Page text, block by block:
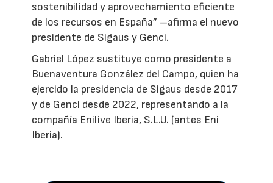
sostenibilidad y aprovechamiento eficiente
de los recursos en España” –afirma el nuevo
presidente de Sigaus y Genci.
Gabriel López sustituye como presidente a
Buenaventura González del Campo, quien ha
ejercido la presidencia de Sigaus desde 2017
y de Genci desde 2022, representando a la
compañía Enilive Iberia, S.L.U. (antes Eni
Iberia).